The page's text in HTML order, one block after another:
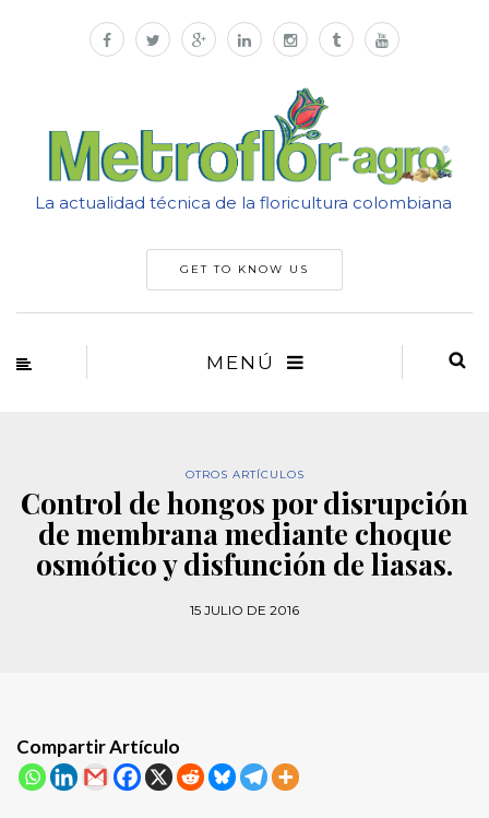
La actualidad técnica de la floricultura colombiana
GET TO KNOW US
MENÚ
OTROS ARTÍCULOS
Control de hongos por disrupción
de membrana mediante choque
osmótico y disfunción de liasas.
15 JULIO DE 2016
Compartir Artículo